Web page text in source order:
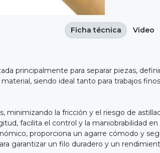
principalmente para separar piezas,
siendo ideal tanto para trabajos
minimizando la fricción y el riesgo de
facilita el control y la maniobrabilidad
proporciona un agarre cómodo y
garantizar un filo duradero y un
Ficha técnica Video